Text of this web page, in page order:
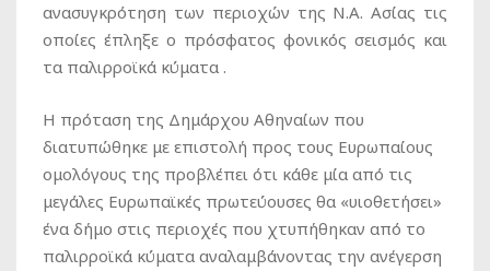
ανασυγκρότηση των περιοχών της Ν.Α. Ασίας τις
οποίες έπληξε ο πρόσφατος φονικός σεισμός και
τα παλιρροϊκά κύματα .
Η πρόταση της Δημάρχου Αθηναίων που
διατυπώθηκε με επιστολή προς τους Ευρωπαίους
ομολόγους της προβλέπει ότι κάθε μία από τις
μεγάλες Ευρωπαϊκές πρωτεύουσες θα «υιοθετήσει»
ένα δήμο στις περιοχές που χτυπήθηκαν από το
παλιρροϊκά κύματα αναλαμβάνοντας την ανέγερση